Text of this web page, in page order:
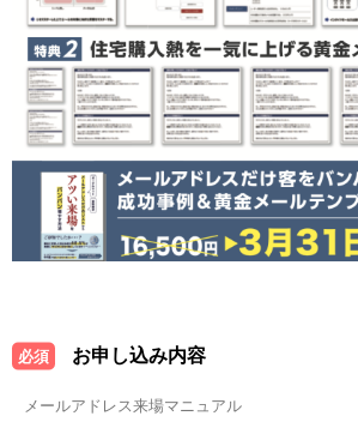
お申し込み内容
必須